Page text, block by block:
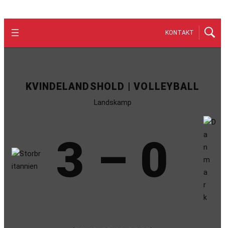
KONTAKT
KVINDELANDSHOLD | VOLLEYBALL
Landskamp
3 – 0